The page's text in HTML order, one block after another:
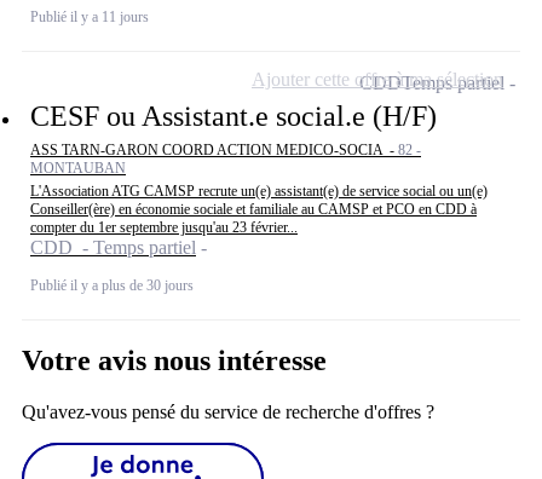
Publié il y a 11 jours
CESF ou Assistant.e social.e (H/F)
ASS TARN-GARON COORD ACTION MEDICO-SOCIA - 82 -
MONTAUBAN
L'Association ATG CAMSP recrute un(e) assistant(e) de service social ou un(e)
Conseiller(ère) en économie sociale et familiale au CAMSP et PCO en CDD à
compter du 1er septembre jusqu'au 23 février...
CDD - Temps partiel
Publié il y a plus de 30 jours
CDDTemps partiel
Ajouter cette offre à ma sélection
Votre avis nous intéresse
Qu'avez-vous pensé du service de recherche d'offres ?